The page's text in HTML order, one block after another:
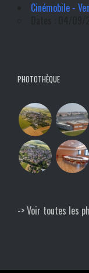
Cinémobile -
PHOTOTHÈQUE
-> Voir toutes les